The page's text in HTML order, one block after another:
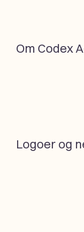
Om Codex
Logoer og